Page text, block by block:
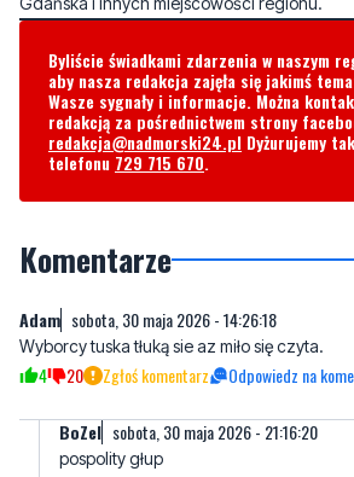
Wasze sygnały i informacje. Można
redakcja@nadmorski24.plDyżurujemy
telefonu729 715 670.
Komentarze
Wyborcy tuska tłuką sie az miło się czyta.
BoZel sobota, 30 maja 2026 - 21:16:20
pospolity głup
😁 niedziela, 31 maja 2026 - 07:55:56